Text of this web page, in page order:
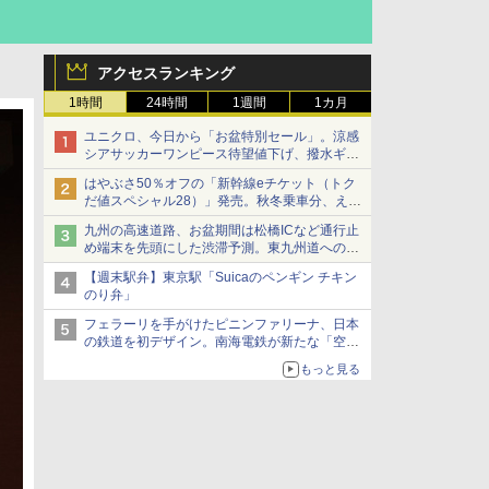
アクセスランキング
1時間 24時間 1週間 1カ月
ユニクロ、今日から「お盆特別セール」。涼感
シアサッカーワンピース待望値下げ、撥水ギア
ショーツは1990円に
はやぶさ50％オフの「新幹線eチケット（トク
だ値スペシャル28）」発売。秋冬乗車分、えき
ねっと限定
九州の高速道路、お盆期間は松橋ICなど通行止
め端末を先頭にした渋滞予測。東九州道への迂
回は料金調整を実施
【週末駅弁】東京駅「Suicaのペンギン チキン
のり弁」
フェラーリを手がけたピニンファリーナ、日本
の鉄道を初デザイン。南海電鉄が新たな「空港
もっと見る